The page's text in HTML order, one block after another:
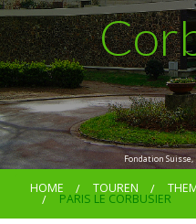
Fondation
HOME TOUREN
PARIS LE CORBUSIER